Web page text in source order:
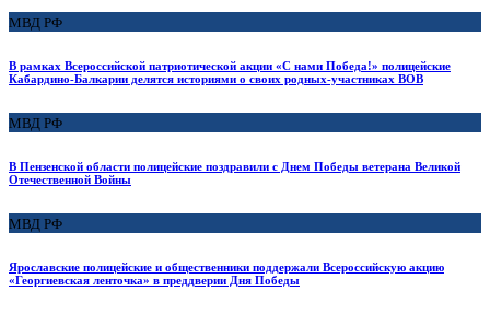
МВД РФ
В рамках Всероссийской патриотической акции «С нами Победа!» полицейские
Кабардино-Балкарии делятся историями о своих родных-участниках ВОВ
МВД РФ
В Пензенской области полицейские поздравили с Днем Победы ветерана Великой
Отечественной Войны
МВД РФ
Ярославские полицейские и общественники поддержали Всероссийскую акцию
«Георгиевская ленточка» в преддверии Дня Победы